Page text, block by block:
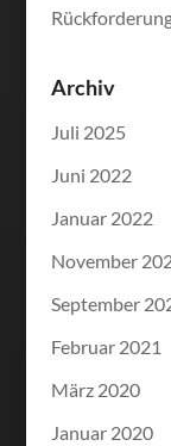
Archiv
Juli 2025
Juni 2022
Januar 2022
November
September
Februar 2021
März 2020
Januar 2020